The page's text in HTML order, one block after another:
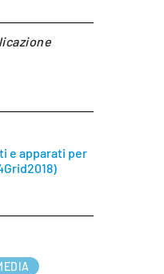
e apparati per